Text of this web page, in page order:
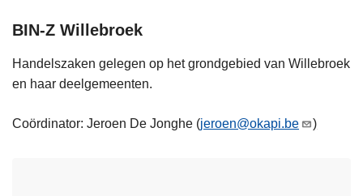
BIN-Z Willebroek
Handelszaken gelegen op het grondgebied van Willebroek
en haar deelgemeenten.
Coördinator: Jeroen De Jonghe (jeroen@okapi.be )